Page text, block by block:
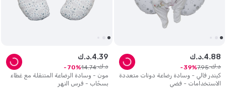
كيندر فالي - وسادة رضاعة دونات متعددة
الاستخدامات - فضي
د.ك.4.88
د.ك. 7.95
39
مون - وسادة الرضاعة المتنقلة مع غطاء
بسحّاب - فرس النهر
د.ك.4.39
د.ك. 14.74
70